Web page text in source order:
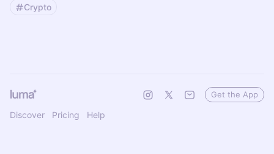
Crypto
Discover Pricing Help
Get the App